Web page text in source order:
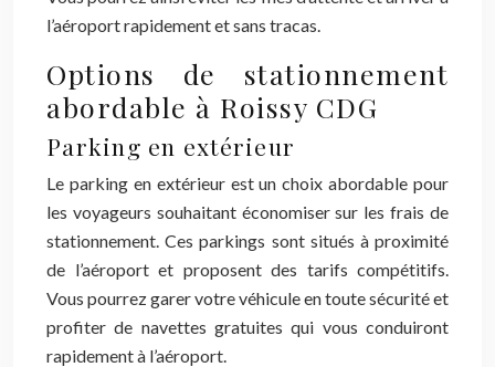
l’aéroport rapidement et sans tracas.
Options de stationnement
abordable à Roissy CDG
Parking en extérieur
Le parking en extérieur est un choix abordable pour
les voyageurs souhaitant économiser sur les frais de
stationnement. Ces parkings sont situés à proximité
de l’aéroport et proposent des tarifs compétitifs.
Vous pourrez garer votre véhicule en toute sécurité et
profiter de navettes gratuites qui vous conduiront
rapidement à l’aéroport.